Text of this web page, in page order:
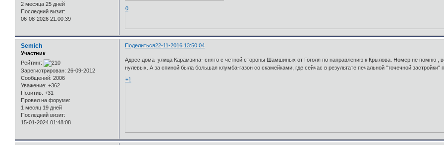
2 месяца 25 дней
Последний визит:
06-08-2026 21:00:39
0
Поделиться22-11-2016 13:50:04
Semich
Участник
Рейтинг:
Зарегистрирован: 26-09-2012
Сообщений: 2006
Уважение: +362
Позитив: +31
Провел на форуме:
1 месяц 19 дней
Последний визит:
15-01-2024 01:48:08
Адрес дома улица Карамзина- снято с четной стороны Шамшиных от Гоголя по направлению к Крылова. Номер не помню ,
нулевых. А за спиной была большая клумба-газон со скамейками, где сейчас в результате печальной "точечной
+1